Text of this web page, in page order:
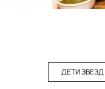
ДЕТИ ЗВЕЗД